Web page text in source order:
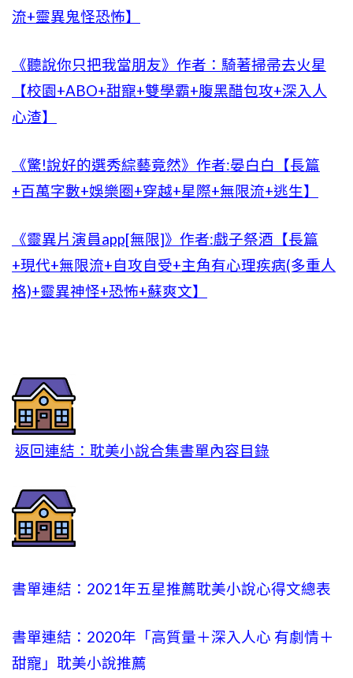
流+靈異鬼怪恐怖】
《聽說你只把我當朋友》作者：騎著掃帚去火星
【校園+ABO+甜寵+雙學霸+腹黑醋包攻+深入人
心渣】
《驚!說好的選秀綜藝竟然》作者:晏白白【長篇
+百萬字數+娛樂圈+穿越+星際+無限流+逃生】
《靈異片演員app[無限]》作者:戲子祭酒【長篇
+現代+無限流+自攻自受+主角有心理疾病(多重人
格)+靈異神怪+恐怖+蘇爽文】
返回連結：耽美小說合集書單內容目錄
書單連結：2021年五星推薦耽美小說心得文總表
書單連結：2020年「高質量＋深入人心 有劇情＋
甜寵」耽美小說推薦